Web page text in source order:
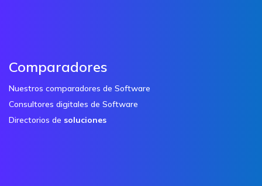
Comparadores
Nuestros comparadores de Software
Consultores digitales de Software
Directorios de soluciones